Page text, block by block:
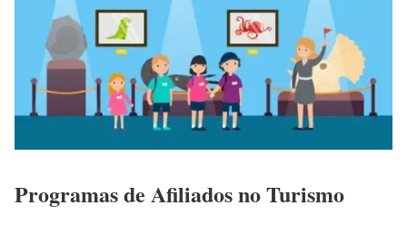
Programas de Afiliados no Turismo